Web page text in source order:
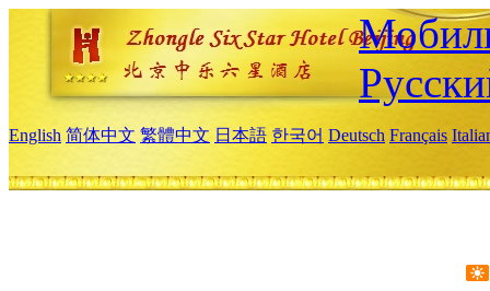
English 简体中文 繁體中文 日本語 한국어 Deutsch Français